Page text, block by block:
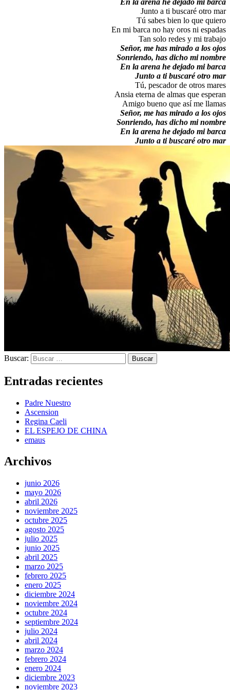
Junto a ti buscaré otro mar
Tú sabes bien lo que quiero
En mi barca no hay oros ni espadas
Tan solo redes y mi trabajo
Señor, me has mirado a los ojos
Sonriendo, has dicho mi nombre
En la arena he dejado mi barca
Junto a ti buscaré otro mar
Tú, pescador de otros mares
Ansia eterna de almas que esperan
Amigo bueno que así me llamas
Señor, me has mirado a los ojos
Sonriendo, has dicho mi nombre
En la arena he dejado mi barca
Junto a ti buscaré otro mar
Buscar:
Entradas recientes
Padre Nuestro
Ascension
Regina Caeli
EL ESPEJO DE CHINA
emaus
Archivos
junio 2026
mayo 2026
abril 2026
noviembre 2025
octubre 2025
agosto 2025
julio 2025
junio 2025
abril 2025
marzo 2025
febrero 2025
enero 2025
diciembre 2024
noviembre 2024
octubre 2024
septiembre 2024
julio 2024
abril 2024
marzo 2024
febrero 2024
enero 2024
diciembre 2023
noviembre 2023